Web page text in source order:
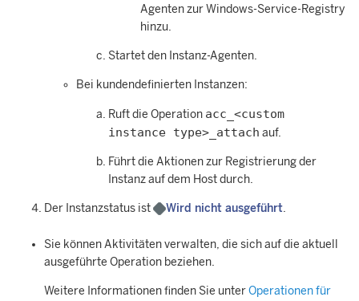
Agenten zur Windows-Service-Registry
hinzu.
Startet den Instanz-Agenten.
Bei kundendefinierten Instanzen:
Ruft die Operation acc_<custom
instance type>_attach auf.
Führt die Aktionen zur Registrierung der
Instanz auf dem Host durch.
Der Instanzstatus ist Wird nicht ausgeführt.
Sie können Aktivitäten verwalten, die sich auf die aktuell
ausgeführte Operation beziehen.
Weitere Informationen finden Sie unterOperationen für